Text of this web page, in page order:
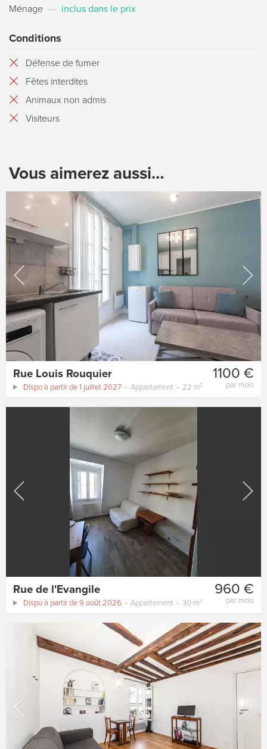
Ménage — inclus dans le prix
Conditions
Défense de fumer
Fêtes interdites
Animaux non admis
Visiteurs
Vous aimerez aussi…
1100 €
par mois
Rue Louis Rouquier
Dispo à partir de 1 juillet 2027 Appartement 22 m²
960 €
par mois
Rue de l'Evangile
Dispo à partir de 9 août 2026 Appartement 30 m²